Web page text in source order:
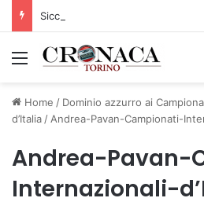
Menu
Home / Dominio azzurro ai
d’Italia/Andrea-Pavan-Campionati-
Andrea-Pavan-
Internazionali-